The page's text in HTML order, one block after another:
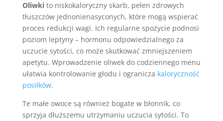
Oliwkito niskokaloryczny skarb, pełen zdrowych
tłuszczów jednonienasyconych, które mogą wspierać
proces redukcji wagi. Ich regularne spożycie podnosi
poziom leptyny – hormonu odpowiedzialnego za
uczucie sytości, co może skutkować zmniejszeniem
apetytu. Wprowadzenie oliwek do codziennego menu
ułatwia kontrolowanie głodu i ogranicza kaloryczność
posiłków.
Te małe owoce są również bogate w błonnik, co
sprzyja dłuższemu utrzymaniu uczucia sytości. To